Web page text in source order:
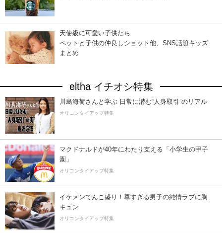
天使級に可愛い子供たち
ペットと子供の仲良しショット他、SNS話題キッズ
まとめ
eltha イチオシ特集
川島海荷さんと学ぶ 日常に潜む“人身取引”のリアル
オリコンタイアップ特集
マクドナルドが40年にわたり支える「小学生の甲子
園」
オリコンタイアップ特集
イケメンてんこ盛り！尊すぎる男子の純情ラブに胸
キュン
オリコンタイアップ特集